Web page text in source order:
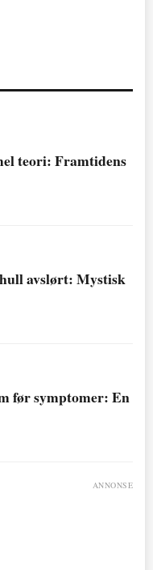
teori: Framtidens
avslørt: Mystisk
før symptomer: En
ANNONSE